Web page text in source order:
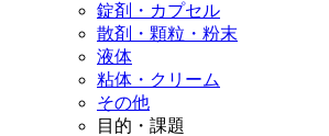
錠剤・カプセル
散剤・顆粒・粉末
液体
粘体・クリーム
その他
目的・課題